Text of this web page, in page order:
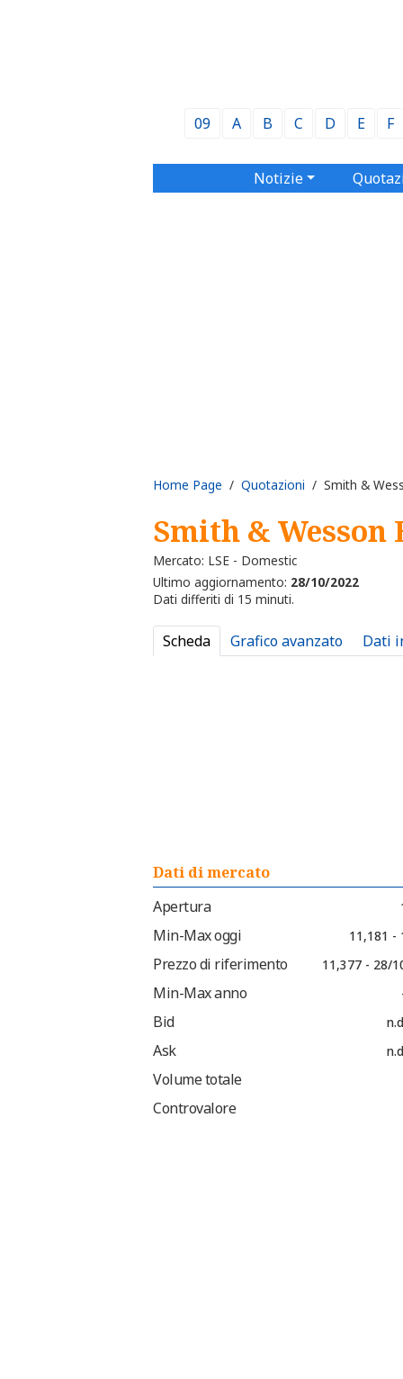
09 A B C D E F
Notizie
Home Page / Quotazioni / Smith &
Smith & Wesson
Mercato: LSE - Domestic
Ultimo aggiornamento: 28/10/2022
Dati differiti di 15 minuti.
Scheda Grafico avanzato Dati
Dati di mercato
Apertura
Min-Max oggi 11,181 -
Prezzo di riferimento 11,377 - 28/
Min-Max anno
Bid
Ask
Volume totale
Controvalore